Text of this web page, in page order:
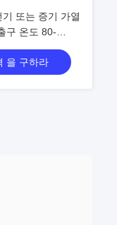
또는 증기 가열
구 온도 80-
을 구하라